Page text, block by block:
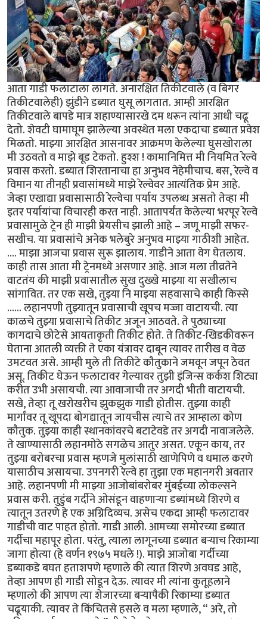
आता गाडी फलाटाला लागते. अनारक्षित तिकीटवाले (व बिगर
तिकीटवालेही) झुंडीने डब्यात घुसू लागतात. आम्ही आरक्षित
तिकीटवाले बापडे मात्र शहाण्यासारखे दम धरून त्यांना आधी चढू
देतो. शेवटी घामाघूम झालेल्या अवस्थेत मला एकदाचा डब्यात प्रवेश
मिळतो. माझ्या आरक्षित आसनावर आक्रमण केलेल्या घुसखोराला
मी उठवतो व माझे बूड टेकतो. हुश्श ! कामानिमित्त मी नियमित रेल्वे
प्रवास करतो. डब्यात शिरतानाचा हा अनुभव नेहेमीचाच. बस, रेल्वे व
विमान या तीनही प्रवासांमध्ये माझे रेल्वेवर आत्यंतिक प्रेम आहे.
जेव्हा एखाद्या प्रवासासाठी रेल्वेचा पर्याय उपलब्ध असतो तेव्हा मी
इतर पर्यायांचा विचारही करत नाही. आतापर्यंत केलेल्या भरपूर रेल्वे
प्रवासामुळे ट्रेन ही माझी प्रेयसीच झाली आहे – जणू माझी सफर-
सखीच. या प्रवासांचे अनेक भलेबुरे अनुभव माझ्या गाठीशी आहेत.
.... माझा आजचा प्रवास सुरू झालाय. गाडीने आता वेग घेतलाय.
काही तास आता मी ट्रेनमध्ये असणार आहे. आज मला तीव्रतेने
वाटतंय की माझी प्रवासातील सुख दुख्खे माझ्या या सखीलाच
सांगावित. तर एक सखे, तुझ्या नि माझ्या सहवासाचे काही किस्से
...... लहानपणी तुझ्यातून प्रवासाची खूपच मज्जा वाटायची. त्या
काळचे तुझ्या प्रवासाचे तिकीट अजून आठवते. ते पुठ्याच्या
कागदाचे छोटेसे आयताकृती तिकीट होते. ते तिकीट-खिडकीवरून
घेताना आतली व्यक्ती ते एका यंत्रावर दाबून त्यावर तारीख व वेळ
उमटवत असे. आम्ही मुले ती तिकीटे कौतुकाने जमवून जपून ठेवत
असू. तिकीट घेऊन फलाटावर गेल्यावर तुझी इंजिन्स कर्कश शिट्या
करीत उभी असायची. त्या आवाजाची तर अगदी भीती वाटायची.
सखे, तेव्हा तू खरोखरीच झुकझुक गाडी होतीस. तुझ्या काही
मार्गांवर तू खूपदा बोगद्यातून जायचीस त्याचे तर आम्हाला कोण
कौतुक. तुझ्या काही स्थानकांवरचे बटाटेवडे तर अगदी नावाजलेले.
ते खाण्यासाठी लहानमोठे सगळेच आतुर असत. एकून काय, तर
तुझ्या बरोबरचा प्रवास म्हणजे मुलांसाठी खाणेपिणे व धमाल करणे
यासाठीच असायचा. उपनगरी रेल्वे हा तुझा एक महानगरी अवतार
आहे. लहानपणी मी माझ्या आजोबांबरोबर मुंबईच्या लोकल्सने
प्रवास करी. तुडुंब गर्दीने ओसंडून वाहणाऱ्या डब्यांमध्ये शिरणे व
त्यातून उतरणे हे एक अग्निदिव्यच. असेच एकदा आम्ही फलाटावर
गाडीची वाट पाहत होतो. गाडी आली. आमच्या समोरच्या डब्यात
गर्दीचा महापूर होता. परंतु, त्याला लागूनच्या डब्यात बऱ्याच रिकाम्या
जागा होत्या (हे वर्णन १९७५ मधले !). माझे आजोबा गर्दीच्या
डब्याकडे बघत हताशपणे म्हणाले की त्यात शिरणे अवघड आहे,
तेव्हा आपण ही गाडी सोडून देऊ. त्यावर मी त्यांना कुतूहलाने
म्हणालो की आपण त्या शेजारच्या बऱ्यापैकी रिकाम्या डब्यात
चढूयाकी. त्यावर ते किंचितसे हसले व मला म्हणाले, “ अरे, तो